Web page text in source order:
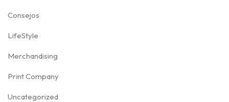
Consejos
LifeStyle
Merchandising
Print Company
Uncategorized